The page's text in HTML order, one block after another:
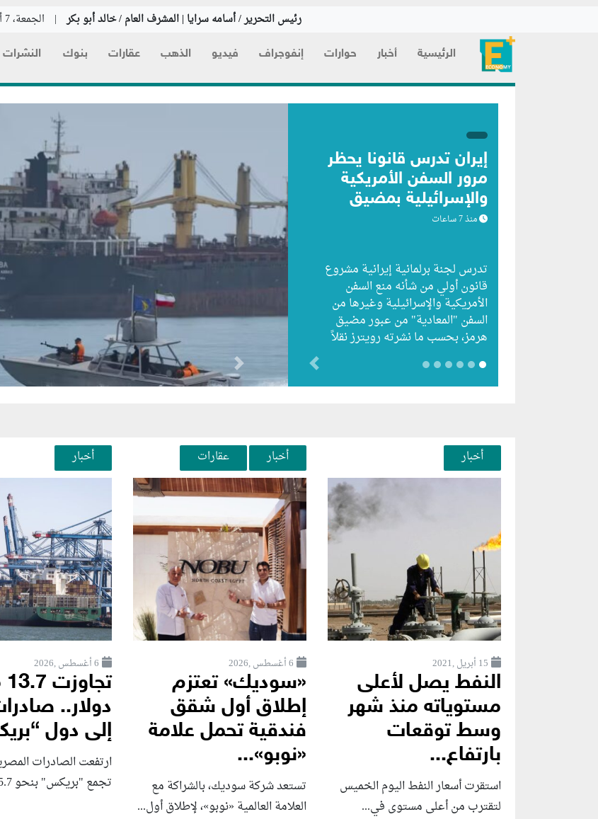
رئيس التحرير / أسامه سرايا | المشرف العام / خالد أبو بكر | الجمعة، 7 أغسطس 2026
الرئيسية أخبار حوارات إنفوجراف فيديو الذهب عقارات بنوك النشرات
إيران تدرس قانوناً يحظر
مرور السفن الأمريكية
والإسرائيلية بمضيق
هرمز
منذ 7 ساعات
تدرس لجنة برلمانية إيرانية مشروع
قانون ⁠أولي من شأنه منع السفن
الأمريكية والإسرائيلية وغيرها من
السفن "المعادية" من عبور مضيق
هرمز، بحسب ما نشرته رويترز نقلاً
Next
أخبار
15 أبريل ,2021
النفط يصل لأعلى
مستوياته منذ شهر
وسط توقعات
بارتفاع...
استقرت أسعار النفط اليوم الخميس
لتقترب من أعلى مستوى في...
أخبار عقارات
6 أغسطس ,2026
«سوديك» تعتزم
إطلاق أول شقق
فندقية تحمل علامة
«نوبو»...
تستعد شركة سوديك، بالشراكة مع
العلامة العالمية «نوبو»، لإطلاق أول...
أخبار
6 أغسطس ,2026
دولار..
إلى دول
ارتفعت الصادرات
تجمع "بريكس" بنحو 45.7% على...